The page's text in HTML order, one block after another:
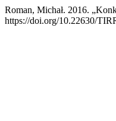
Roman, Michał. 2016.
https://doi.org/10.22630/